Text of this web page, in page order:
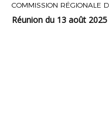
Réunion du 13 août 2025